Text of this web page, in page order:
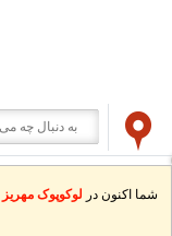
شما اکنون در لوکوپوک مهریز